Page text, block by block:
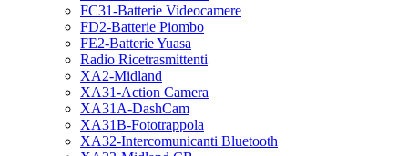
FC31-Batterie Videocamere
FD2-Batterie Piombo
FE2-Batterie Yuasa
Radio Ricetrasmittenti
XA2-Midland
XA31-Action Camera
XA31A-DashCam
XA31B-Fototrappola
XA32-Intercomunicanti Bluetooth